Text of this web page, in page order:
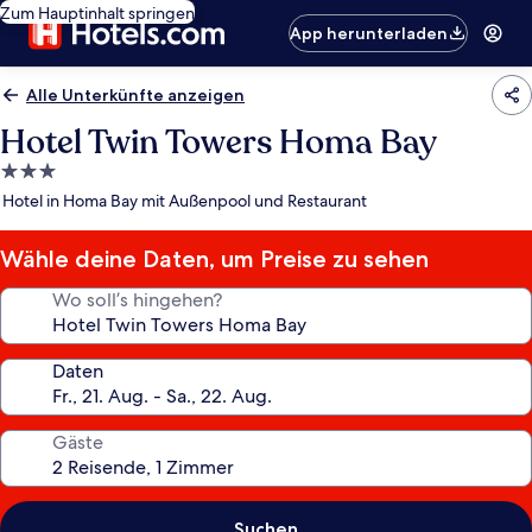
Zum Hauptinhalt springen
App herunterladen
Alle Unterkünfte anzeigen
Hotel Twin Towers Homa Bay
3.0-
Sterne-
Hotel in Homa Bay mit Außenpool und Restaurant
Wähle deine Daten, um Preise zu sehen
Wo soll’s hingehen?
Daten
Gäste